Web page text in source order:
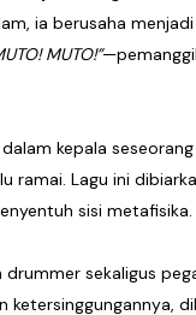
ia berusaha
MUTO!”
kepala
ramai. Lagu ini
sisi metafisika.
sekaligus
ketersinggungannya,